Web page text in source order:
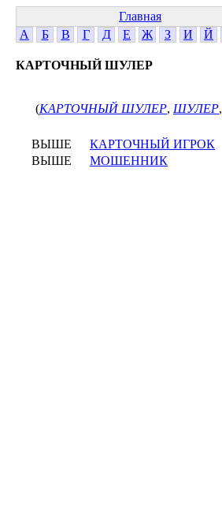
Главная
А
Б В Г Д Е Ж З И Й
КАРТОЧНЫЙ ШУЛЕР
(КАРТОЧНЫЙ ШУЛЕР, ШУЛЕР,
ВЫШЕ
КАРТОЧНЫЙ ИГРОК
ВЫШЕ
МОШЕННИК